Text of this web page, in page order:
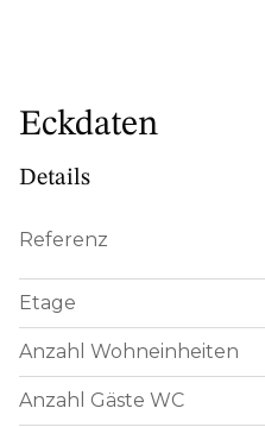
Eckdaten
Details
Referenz
Etage
Anzahl Wohneinheiten
Anzahl Gäste WC